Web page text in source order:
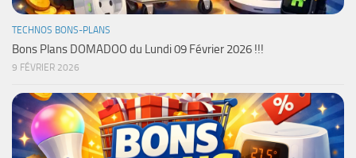
TECHNOS BONS-PLANS
Bons Plans DOMADOO du Lundi 09 Février 2026 !!!
9 FÉVRIER 2026